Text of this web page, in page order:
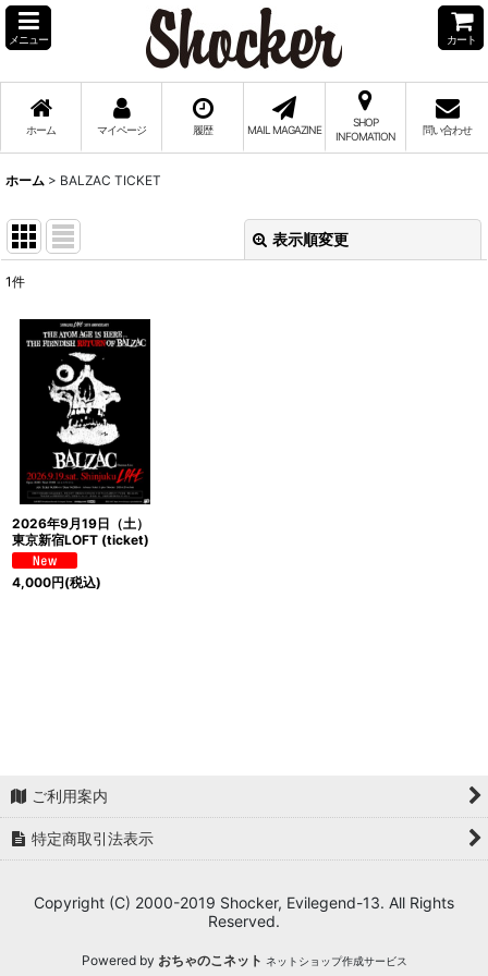
メニュー カート
ホーム マイページ 履歴 MAIL MAGAZINE
SHOP
INFOMATION
問い合わせ
ホーム > BALZAC TICKET
表示順変更
並び順:
1件
2026年9月19日（土）
東京新宿LOFT (ticket)
4,000円(税込)
ご利用案内
特定商取引法表示
Copyright (C) 2000-2019 Shocker, Evilegend-13. All Rights
Reserved.
Powered by おちゃのこネット ネットショップ作成サービス